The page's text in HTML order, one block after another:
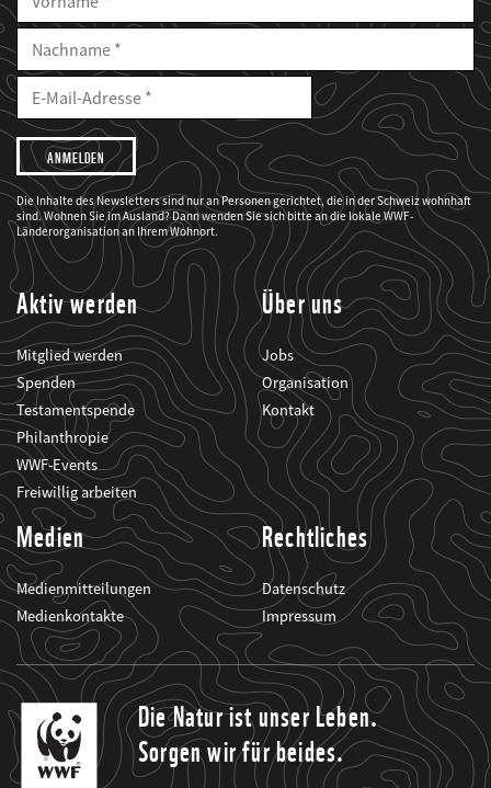
Vorname
Nachname
E-
Mailadresse
E-
Adresse
Ich
möchte,
dass
der
WWF
mich
über
seine
Projekte
informiert.
Die Inhalte des Newsletters sind nur an Personen gerichtet, die in der Schweiz wohnhaft
sind. Wohnen Sie im Ausland? Dann wenden Sie sich bitte an die lokale WWF-
Länderorganisation an Ihrem Wohnort.
Aktiv werden
Mitglied werden
Spenden
Testamentspende
Philanthropie
WWF-Events
Freiwillig arbeiten
Über uns
Jobs
Organisation
Kontakt
Medien
Medienmitteilungen
Medienkontakte
Rechtliches
Datenschutz
Impressum
Die Natur ist unser Leben.
Sorgen wir für beides.